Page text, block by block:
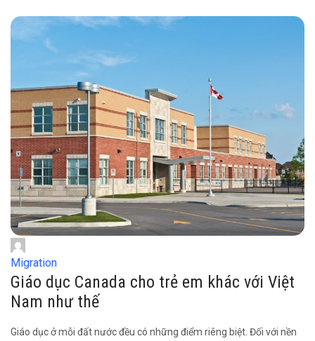
Migration
Giáo dục Canada cho trẻ em khác với Việt
Nam như thế
Giáo dục ở mỗi đất nước đều có những điểm riêng biệt. Đối với nền